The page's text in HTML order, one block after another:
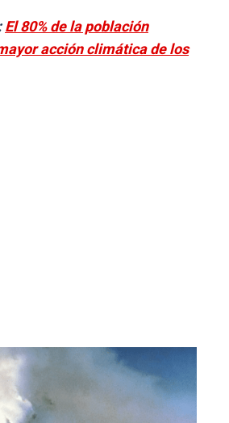
El 80% de la población
acción climática de los